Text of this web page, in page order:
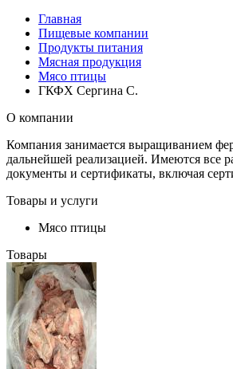
Главная
Пищевые компании
Продукты питания
Мясная продукция
Мясо птицы
ГКФХ Сергина С.
О компании
Компания занимается выращиванием
дальнейшей реализацией. Имеются все
документы и сертификаты, включая
Товары и услуги
Мясо птицы
Товары